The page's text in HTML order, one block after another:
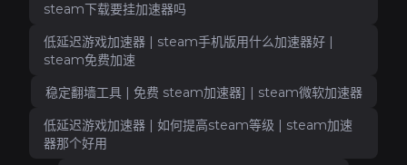
steam下载要挂加速器吗
低延迟游戏加速器 | steam手机版用什么加速器好 |
steam免费加速
稳定翻墙工具 | 免费 steam加速器] | steam微软加速器
低延迟游戏加速器 | 如何提高steam等级 | steam加速
器那个好用